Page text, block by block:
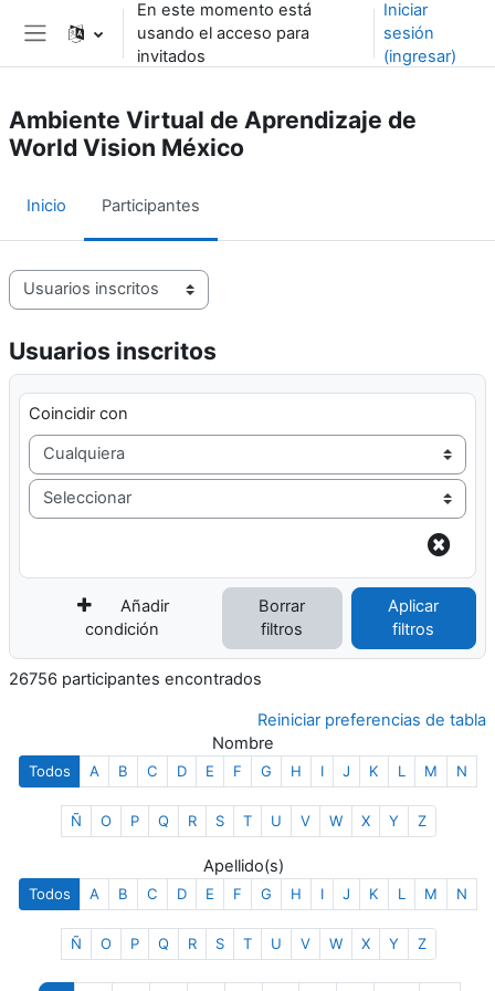
Saltar al contenido principal
Pánel lateral
En este momento está
usando el acceso para
invitados
Iniciar
sesión
(ingresar)
Ambiente Virtual de Aprendizaje de
World Vision México
Inicio Participantes
Navegación terciaria de participantes
Usuarios inscritos
Filtro 1
Coincidir con
Filtrar tipo
Añadir
condición
Borrar
filtros
Aplicar
filtros
26756 participantes encontrados
Reiniciar preferencias de tabla
Nombre
Todos A B C D E F G H I J K L M N
Ñ O P Q R S T U V W X Y Z
Apellido(s)
Todos A B C D E F G H I J K L M N
Ñ O P Q R S T U V W X Y Z